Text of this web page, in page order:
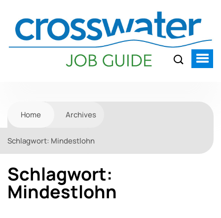
Home Archives
Schlagwort: Mindestlohn
Schlagwort:
Mindestlohn